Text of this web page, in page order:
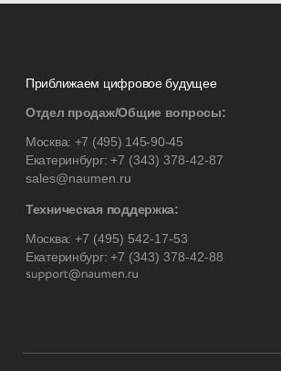
Приближаем цифровое будущее
Отдел продаж/Общие вопросы:
Москва: +7 (495) 145-90-45
Екатеринбург:+7 (343) 378-42-87
sales@naumen.ru
Техническая поддержка:
Москва: +7 (495) 542-17-53
Екатеринбург:+7 (343) 378-42-88